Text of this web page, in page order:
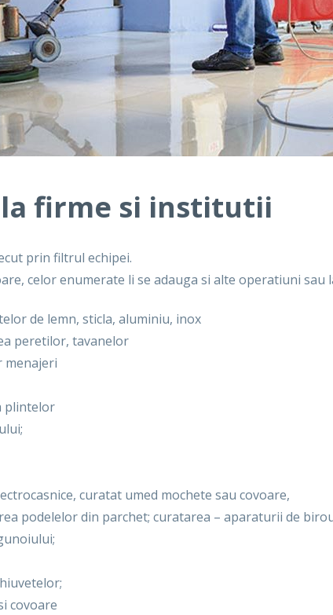
firme si institutii
prin filtrul echipei.
celor enumerate li se adauga si alte operatiuni
de lemn, sticla, aluminiu, inox
peretilor, tavanelor
menajeri
plintelor
curatat umed mochete sau covoare,
podelelor din parchet; curatarea – aparaturii de
covoare